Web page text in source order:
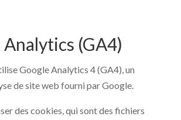
(GA4)
Google Analytics 4 (GA4), un
de site web fourni par Google.
des cookies, qui sont des fichiers